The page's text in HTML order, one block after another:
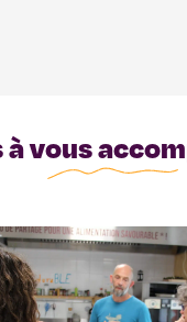
à vous